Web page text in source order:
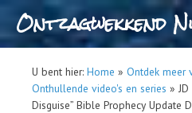
Ontzagwekkend
U bent hier: Home » Ontdek meer
Onthullende video's en series »
Disguise” Bible Prophecy Update